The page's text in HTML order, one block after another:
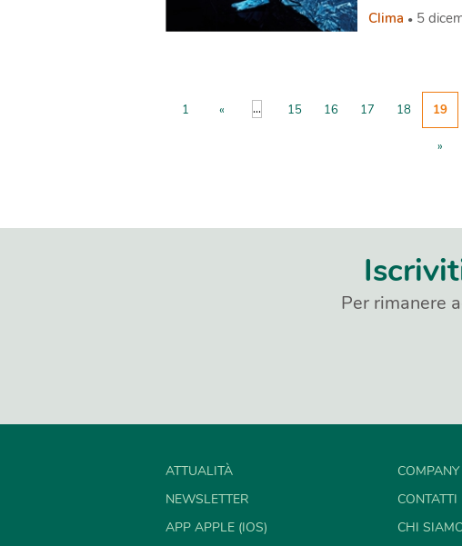
sposato anche
Clima 5
1 « ... 15 16 17 18 19
»
Per rimanere
ATTUALITÀ
NEWSLETTER
APP APPLE (IOS)
COMPANY
CONTATTI
CHI